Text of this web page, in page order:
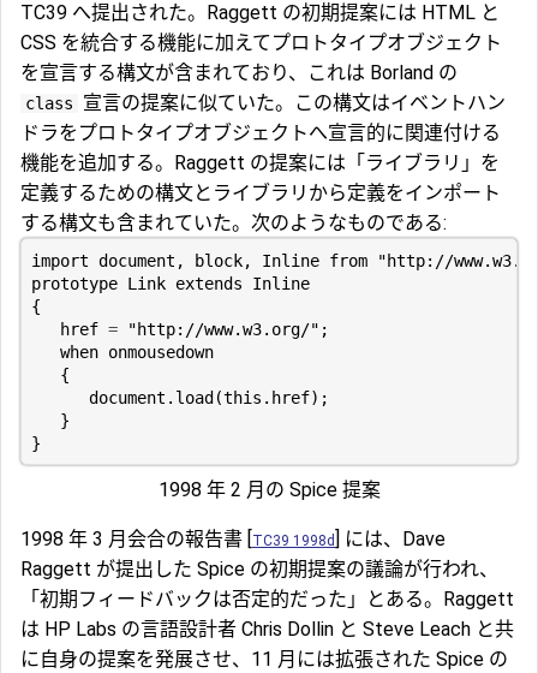
TC39 へ提出された。Raggett の初期提案には HTML と
CSS を統合する機能に加えてプロトタイプオブジェクト
を宣言する構文が含まれており、これは Borland の
class
宣言の提案に似ていた。この構文はイベントハン
ドラをプロトタイプオブジェクトへ宣言的に関連付ける
機能を追加する。Raggett の提案には「ライブラリ」を
定義するための構文とライブラリから定義をインポート
する構文も含まれていた。次のようなものである:
import document , block, Inline from
"http://
prototype Link extends
Inline
{
href = "http://www.w3.org/" ;
when onmousedown
{
document . load (this . href);
}
}
1998 年 2 月の Spice 提案
1998 年 3 月会合の報告書 [TC39 1998d] には、Dave
Raggett が提出した Spice の初期提案の議論が行われ、
「初期フィードバックは否定的だった」とある。Raggett
は HP Labs の言語設計者 Chris Dollin と Steve Leach と共
に自身の提案を発展させ、11 月には拡張された Spice の